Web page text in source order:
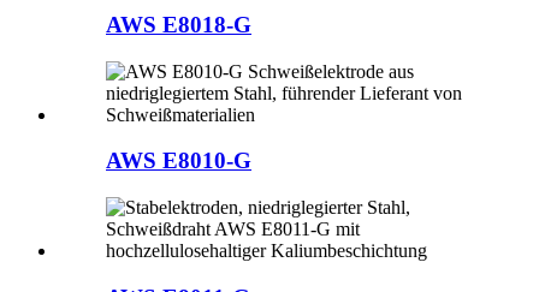
AWS E8018-G
AWS E8010-G